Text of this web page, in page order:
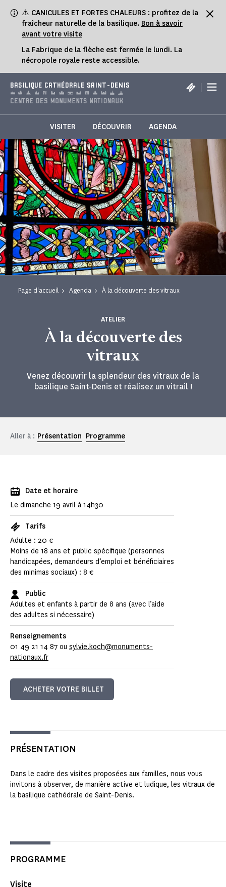
⚠️ CANICULES ET FORTES CHALEURS : profitez de la
fraîcheur naturelle de la basilique. Bon à savoir
avant votre visite
La Fabrique de la flèche est fermée le lundi. La
nécropole royale reste accessible.
BASILIQUE CATHÉDRALE SAINT-DENIS |
VISITER DÉCOUVRIR AGENDA
Page d'accueil Agenda À la découverte des vitraux
À la découverte des
vitraux
ATELIER
Venez découvrir la splendeur des vitraux de la
basilique Saint-Denis et réalisez un vitrail !
Aller à : Présentation Programme
Date et horaire
Le dimanche 19 avril à 14h30
Tarifs
Adulte : 20 €
Moins de 18 ans et public spécifique (personnes
handicapées, demandeurs d’emploi et bénéficiaires
des minimas sociaux) : 8 €
Public
Adultes et enfants à partir de 8 ans (avec l’aide
des adultes si nécessaire)
Renseignements
01 49 21 14 87 ou sylvie.koch@monuments-
nationaux.fr
ACHETER VOTRE BILLET
PRÉSENTATION
Dans le cadre des visites proposées aux familles, nous vous
invitons à observer, de manière active et ludique, les vitraux de
la basilique cathédrale de Saint-Denis.
PROGRAMME
Visite